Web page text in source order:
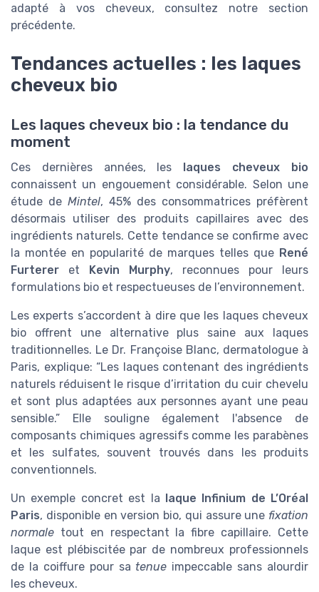
adapté à vos cheveux, consultez notre section
précédente.
Tendances actuelles : les laques
cheveux bio
Les laques cheveux bio : la tendance du
moment
Ces dernières années, les laques cheveux bio
connaissent un engouement considérable. Selon une
étude de Mintel, 45% des consommatrices préfèrent
désormais utiliser des produits capillaires avec des
ingrédients naturels. Cette tendance se confirme avec
la montée en popularité de marques telles que René
Furterer et Kevin Murphy, reconnues pour leurs
formulations bio et respectueuses de l’environnement.
Les experts s’accordent à dire que les laques cheveux
bio offrent une alternative plus saine aux laques
traditionnelles. Le Dr. Françoise Blanc, dermatologue à
Paris, explique: “Les laques contenant des ingrédients
naturels réduisent le risque d’irritation du cuir chevelu
et sont plus adaptées aux personnes ayant une peau
sensible.” Elle souligne également l'absence de
composants chimiques agressifs comme les parabènes
et les sulfates, souvent trouvés dans les produits
conventionnels.
Un exemple concret est la laque Infinium de L’Oréal
Paris, disponible en version bio, qui assure une fixation
normale tout en respectant la fibre capillaire. Cette
laque est plébiscitée par de nombreux professionnels
de la coiffure pour sa tenue impeccable sans alourdir
les cheveux.